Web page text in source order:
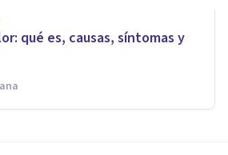
qué es, causas, síntomas y